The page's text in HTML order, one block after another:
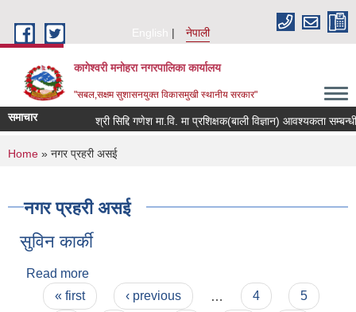
English
नेपाली
कागेश्वरी मनोहरा नगरपालिका कार्यालय
"सबल,सक्षम सुशासनयुक्त विकासमुखी स्थानीय सरकार"
समाचार श्री सिद्दि गणेश मा.वि. मा प्रशिक्षक(बाली विज्ञान) आवश्यकता सम्बन्धी सूचना
You are here
Home » नगर प्रहरी असई
नगर प्रहरी असई
सुविन कार्की
Read more
Pages
« first ‹ previous 4
5